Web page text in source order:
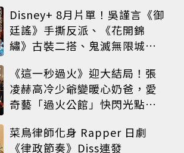
歸
Disney+ 8月片單！吳謹言《御
廷謠》手撕反派、《花開錦
繡》古裝二搭、鬼滅無限城震
《這一秒過火》迎大結局！張
凌赫高冷少爺變暖心奶爸，愛
奇藝「過火公館」快閃光點台
菜鳥律師化身 Rapper 日劇
《律政節奏》Diss連發